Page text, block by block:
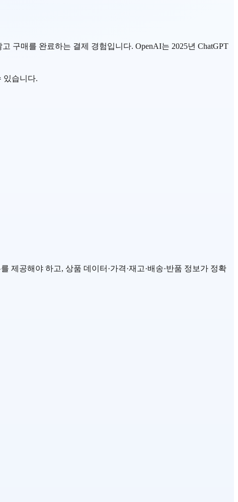
구매를 완료하는 결제 경험입니다. OpenAI는 2025년 ChatGPT
있습니다.
제공해야 하고, 상품 데이터·가격·재고·배송·반품 정보가 정확